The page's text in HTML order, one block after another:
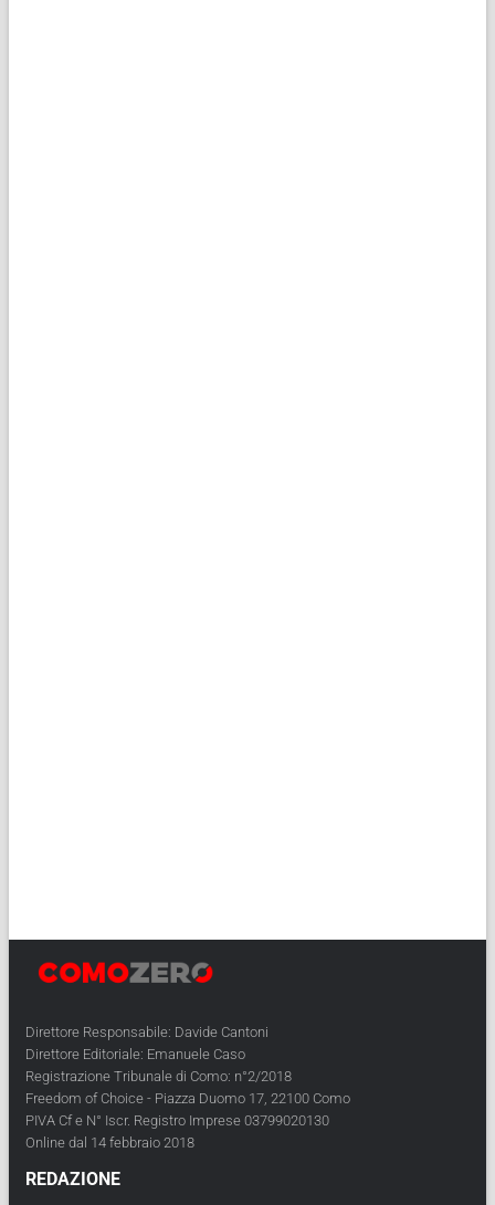
Direttore Responsabile: Davide Cantoni
Direttore Editoriale: Emanuele Caso
Registrazione Tribunale di Como: n°2/2018
Freedom of Choice - Piazza Duomo 17, 22100 Como
PIVA Cf e N° Iscr. Registro Imprese 03799020130
Online dal 14 febbraio 2018
REDAZIONE